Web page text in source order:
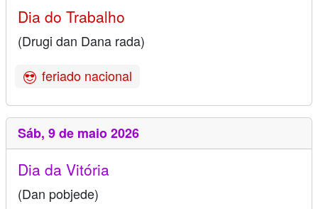
Dia do Trabalho
(Drugi dan Dana rada)
feriado nacional
Sáb, 9 de maio 2026
Dia da Vitória
(Dan pobjede)